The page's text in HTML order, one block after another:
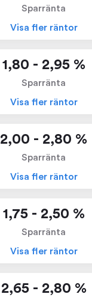
Sparränta
Visa fler räntor
1,80 - 2,95 %
Sparränta
Visa fler räntor
2,00 - 2,80 %
Sparränta
Visa fler räntor
1,75 - 2,50 %
Sparränta
Visa fler räntor
2,65 - 2,80 %